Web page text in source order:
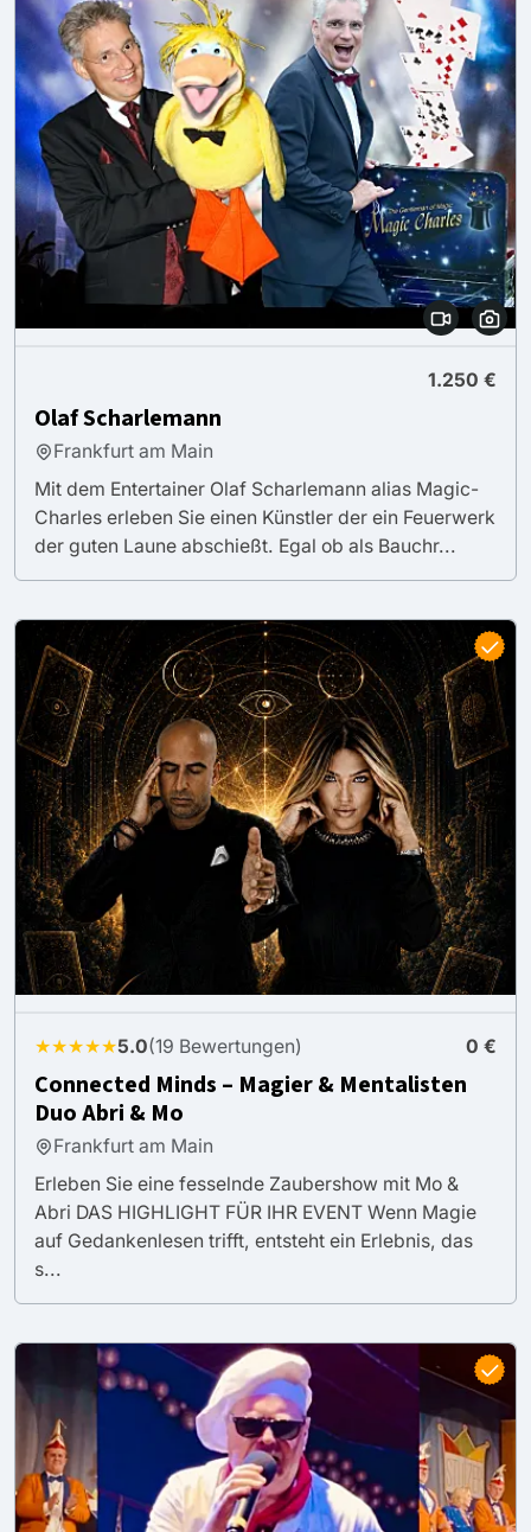
1.250 €
Olaf Scharlemann
Frankfurt am Main
Mit dem Entertainer Olaf Scharlemann alias Magic-
Charles erleben Sie einen Künstler der ein Feuerwerk
der guten Laune abschießt. Egal ob als Bauchr...
★★★★★5.0(19 Bewertungen) 0 €
Connected Minds – Magier & Mentalisten
Duo Abri & Mo
Frankfurt am Main
Erleben Sie eine fesselnde Zaubershow mit Mo &
Abri DAS HIGHLIGHT FÜR IHR EVENT Wenn Magie
auf Gedankenlesen trifft, entsteht ein Erlebnis, das
s...